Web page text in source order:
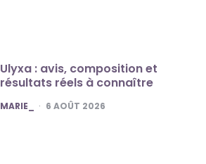
Ulyxa : avis, composition et
résultats réels à connaître
POSTED
MARIE_ 6 AOÛT 2026